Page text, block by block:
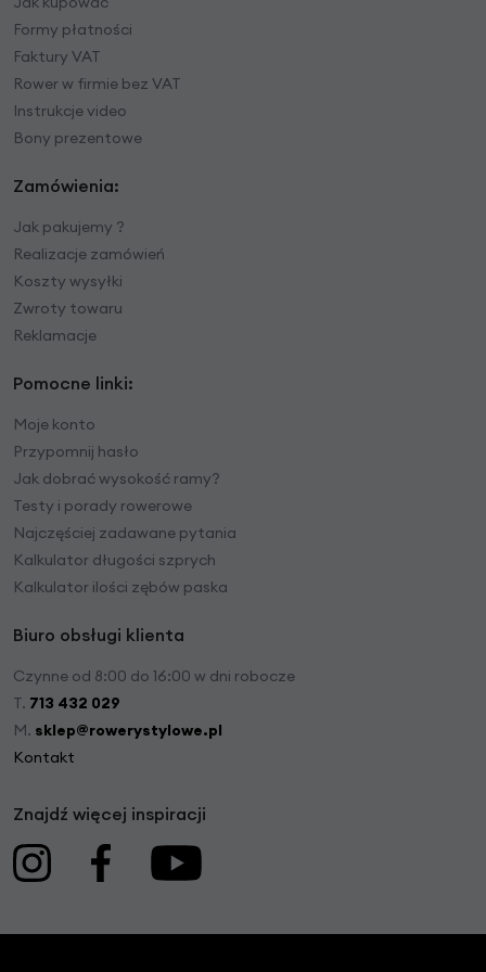
Formy płatności
Faktury VAT
Rower w firmie bez VAT
Instrukcje video
Bony prezentowe
Zamówienia:
Jak pakujemy ?
Realizacje zamówień
Koszty wysyłki
Zwroty towaru
Reklamacje
Pomocne linki:
Moje konto
Przypomnij hasło
Jak dobrać wysokość ramy?
Testy i porady rowerowe
Najczęściej zadawane pytania
Kalkulator długości szprych
Kalkulator ilości zębów paska
Biuro obsługi klienta
Czynne od 8:00 do 16:00 w dni robocze
T. 713 432 029
M. sklep@rowerystylowe.pl
Kontakt
Znajdź więcej inspiracji